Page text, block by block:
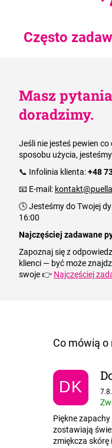
Często
Masz
doradzimy.
Jeśli nie jesteś pewien
sposobu użycia,
📞 Infolinia klienta:+48
📧 E-mail:
🕓 Jesteśmy do Twojej
16:00
Najczęściej zadawane
Zapoznaj się z
klienci — być może
swoje 👉 Najczęściej
DK
Piękne
zostawiają
zmiękcza skórę